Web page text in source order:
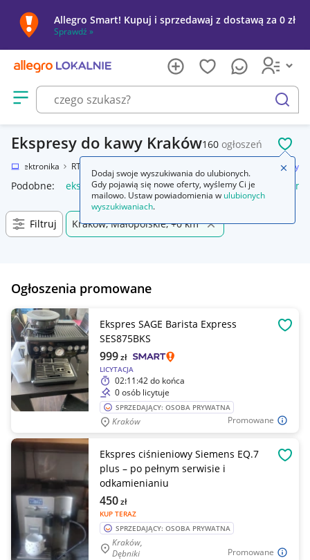
Allegro Smart! Kupuj i sprzedawaj z dostawą za 0 zł
Sprawdź »
Otwórz menu z kategoriami
szukaj
Ekspresy do kawy Kraków160 ogłoszeń
Elektronika RTV i AGD Ekspresy do kawy
Podobne: ekspres do kawy ekspres do kawy z młynkiem
Filtruj Kraków, Małopolskie, +0 km
Ogłoszenia promowane
Promowane
Ekspres SAGE Barista Express
SES875BKS
LICYTACJA
999zł
02:11:42do końca
0 osób licytuje
SPRZEDAJĄCY: OSOBA PRYWATNA
Kraków
Promowane
Ekspres ciśnieniowy Siemens EQ.7
plus – po pełnym serwisie i
odkamienianiu
KUP TERAZ
450zł
SPRZEDAJĄCY: OSOBA PRYWATNA
Kraków,
Dębniki
Dodaj swoje wyszukiwania do ulubionych.
Gdy pojawią się nowe oferty, wyślemy Ci je
mailowo. Ustaw powiadomienia w ulubionych
wyszukiwaniach.